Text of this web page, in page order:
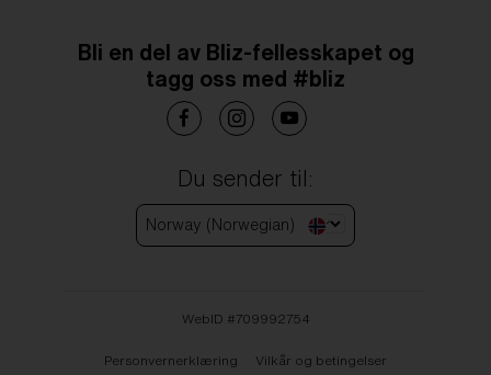
Bli en del av Bliz-fellesskapet og
tagg oss med #bliz
Du sender til:
Norway (Norwegian)
WebID #709992754
Personvernerklæring
Vilkår og betingelser